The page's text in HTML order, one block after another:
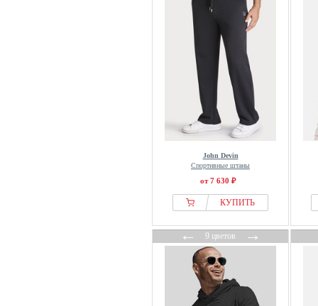
John Devin
Спортивные штаны
от 7 630 ₽
КУПИТЬ
←9 цветов→